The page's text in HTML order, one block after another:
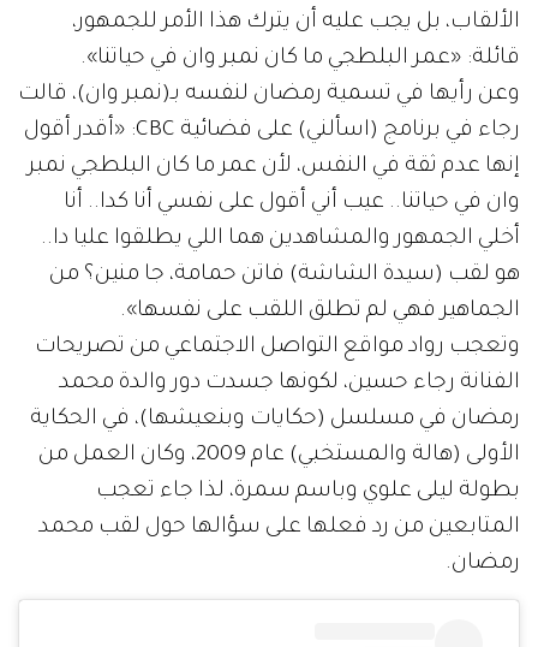
الألقاب، بل يجب عليه أن يترك هذا الأمر للجمهور،
قائلة: «عمر البلطجي ما كان نمبر وان في حياتنا».
وعن رأيها في تسمية رمضان لنفسه بـ(نمبر وان)، قالت
رجاء في برنامج (اسألني) على فضائية CBC: «أقدر أقول
إنها عدم ثقة في النفس، لأن عمر ما كان البلطجي نمبر
وان في حياتنا.. عيب أني أقول على نفسي أنا كدا.. أنا
أخلي الجمهور والمشاهدين هما اللي يطلقوا عليا دا..
هو لقب (سيدة الشاشة) فاتن حمامة، جا منين؟ من
الجماهير فهي لم تطلق اللقب على نفسها».
وتعجب رواد مواقع التواصل الاجتماعي من تصريحات
الفنانة رجاء حسين، لكونها جسدت دور والدة محمد
رمضان في مسلسل (حكايات وبنعيشها)، في الحكاية
الأولى (هالة والمستخبي) عام 2009، وكان العمل من
بطولة ليلى علوي وباسم سمرة، لذا جاء تعجب
المتابعين من رد فعلها على سؤالها حول لقب محمد
رمضان.